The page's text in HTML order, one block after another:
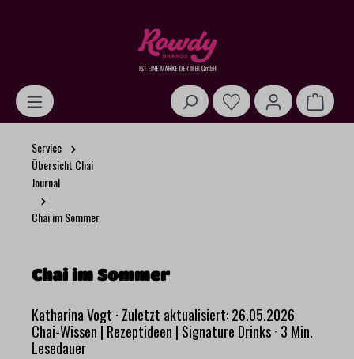
Service
Übersicht Chai
Journal
Chai im Sommer
Chai im Sommer
Katharina Vogt · Zuletzt aktualisiert: 26.05.2026
Chai-Wissen | Rezeptideen | Signature Drinks· 3 Min.
Lesedauer